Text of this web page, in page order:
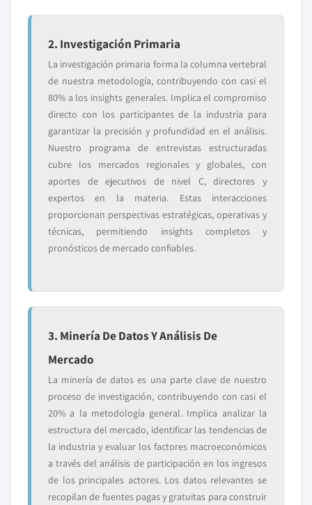
2. Investigación Primaria
La investigación primaria forma la columna vertebral
de nuestra metodología, contribuyendo con casi el
80% a los insights generales. Implica el compromiso
directo con los participantes de la industria para
garantizar la precisión y profundidad en el análisis.
Nuestro programa de entrevistas estructuradas
cubre los mercados regionales y globales, con
aportes de ejecutivos de nivel C, directores y
expertos en la materia. Estas interacciones
proporcionan perspectivas estratégicas, operativas y
técnicas, permitiendo insights completos y
pronósticos de mercado confiables.
3. Minería De Datos Y Análisis De
Mercado
La minería de datos es una parte clave de nuestro
proceso de investigación, contribuyendo con casi el
20% a la metodología general. Implica analizar la
estructura del mercado, identificar las tendencias de
la industria y evaluar los factores macroeconómicos
a través del análisis de participación en los ingresos
de los principales actores. Los datos relevantes se
recopilan de fuentes pagas y gratuitas para construir